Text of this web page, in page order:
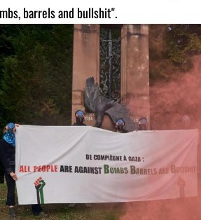
barrels and bullshit".